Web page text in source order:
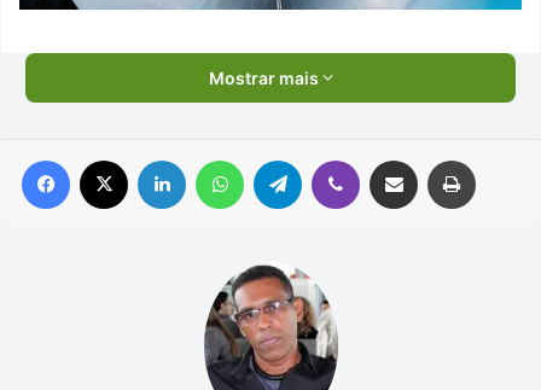
Mostrar mais
Facebook Linkedin WhatsAppTelegram Viber Compartilhar via e-mail